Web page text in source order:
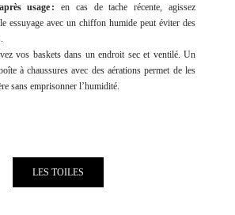
usage : en cas de tache récente, agissez
essuyage avec un chiffon humide peut éviter des
vos baskets dans un endroit sec et ventilé. Un
à chaussures avec des aérations permet de les
sans emprisonner l’humidité.
LES TOILES